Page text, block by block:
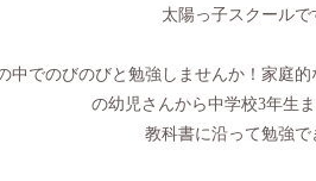
太陽っ子スクール
中でのびのびと勉強しませんか！家庭
の幼児さんから中学校3年生ま
教科書に沿って勉強で